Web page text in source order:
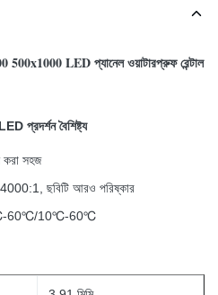
LED প্যানেল ওয়াটারপ্রুফ রেন্টাল
প্রদর্শন বৈশিষ্ট্য
করা সহজ
ছবিটি আরও পরিষ্কার
20℃-60℃/10℃-60℃